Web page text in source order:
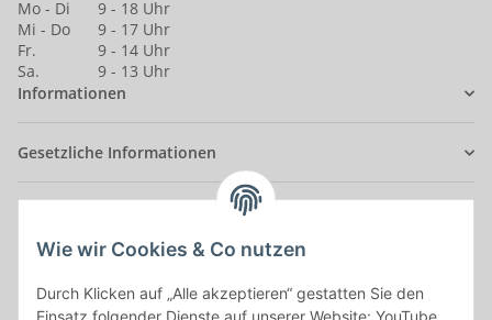
Wie wir Cookies & Co nutzen
Durch Klicken auf „Alle akzeptieren“ gestatten Sie den
Mo - Di
9 - 18 Uhr
Mi - Do
9 - 17 Uhr
Fr.
9 - 14 Uhr
Sa.
9 - 13 Uhr
Informationen
Gesetzliche Informationen
Alle mit*markierten Felder sind Pflichtfelder.
E-Mail-Adresse